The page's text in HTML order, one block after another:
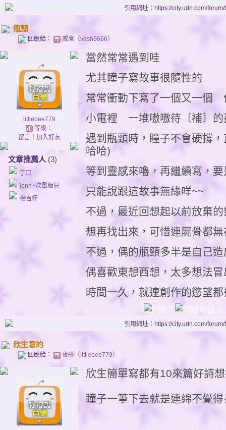
引用網址：https://city.udn.com/
瓶頸
回應給： 威席（vash6666）
littlebee779
等級：
留言｜ 加入好友
文章推薦人 (3)
丁口
jenn~吹風版兒
楊吉杯
當然常常遇到哇
尤其瞳子寫故事很隨性的
常常衝動下寫了一個又一個
小電裡 一堆嗷嗷待〔補〕的
遇到瓶頸時，瞳子不會硬撐
哈哈)
等到靈感來嚕，再繼續寫，
只能說跟這故事無緣咩~~
不過，最近回想起以前放棄
想再找出來，可惜連屍骨都無
不過，偶的瓶頸多半是自己造
偶喜歡東想西想，太多想法
時間一久，就連創作的慾望
引用網址：https://city.udn.com/
欣生寫的
回應給： 夜瞳（littlebee779）
欣生簡單寫都有10來篇好詩
瞳子一筆下去就是連綿不覺